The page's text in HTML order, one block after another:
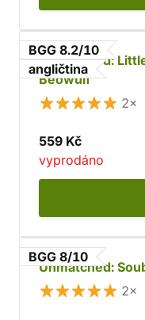
BGG 8.2/10
angličtina
Unmatched:
Beowulf
2×
559 Kč
vyprodáno
BGG 8/10
Unmatched:
2×